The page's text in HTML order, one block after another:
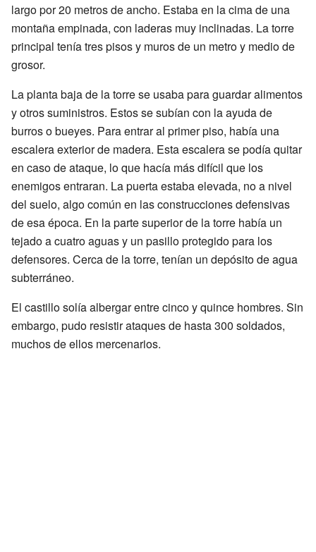
largo por 20 metros de ancho. Estaba en la cima de una
montaña empinada, con laderas muy inclinadas. La torre
principal tenía tres pisos y muros de un metro y medio de
grosor.
La planta baja de la torre se usaba para guardar alimentos
y otros suministros. Estos se subían con la ayuda de
burros o bueyes. Para entrar al primer piso, había una
escalera exterior de madera. Esta escalera se podía quitar
en caso de ataque, lo que hacía más difícil que los
enemigos entraran. La puerta estaba elevada, no a nivel
del suelo, algo común en las construcciones defensivas
de esa época. En la parte superior de la torre había un
tejado a cuatro aguas y un pasillo protegido para los
defensores. Cerca de la torre, tenían un depósito de agua
subterráneo.
El castillo solía albergar entre cinco y quince hombres. Sin
embargo, pudo resistir ataques de hasta 300 soldados,
muchos de ellos mercenarios.